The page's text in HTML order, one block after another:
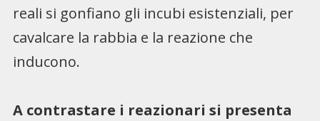
reali si gonfiano gli incubi esistenziali, per
cavalcare la rabbia e la reazione che
inducono.
A contrastare i reazionari si presenta